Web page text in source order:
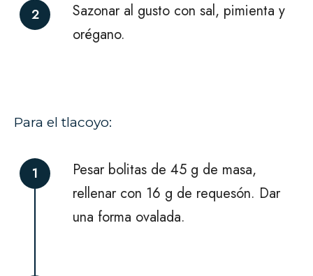
2
Sazonar al gusto con sal, pimienta y
orégano.
Para el tlacoyo:
1
Pesar bolitas de 45 g de masa,
rellenar con 16 g de requesón. Dar
una forma ovalada.